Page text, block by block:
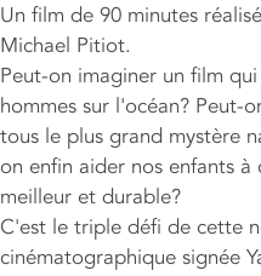
Un film de 90 minutes
Michael Pitiot.
Peut-on imaginer un film
hommes sur l'océan? Peut-
tous le plus grand mystère
on enfin aider nos enfants
meilleur et durable?
C'est le triple défi de cette
cinématographique signée